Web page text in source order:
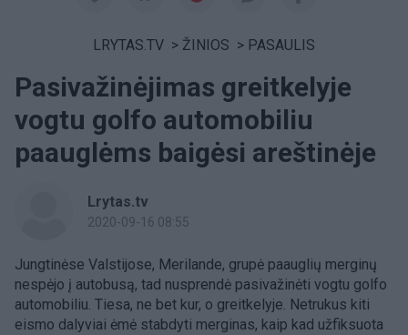
LRYTAS.TV > ŽINIOS > PASAULIS
Pasivažinėjimas greitkelyje
vogtu golfo automobiliu
paauglėms baigėsi areštinėje
Lrytas.tv
2020-09-16 08:55
Jungtinėse Valstijose, Merilande, grupė paauglių merginų
nespėjo į autobusą, tad nusprendė pasivažinėti vogtu golfo
automobiliu. Tiesa, ne bet kur, o greitkelyje. Netrukus kiti
eismo dalyviai ėmė stabdyti merginas, kaip kad užfiksuota